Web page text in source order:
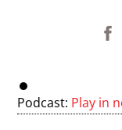
Podcast: Play in